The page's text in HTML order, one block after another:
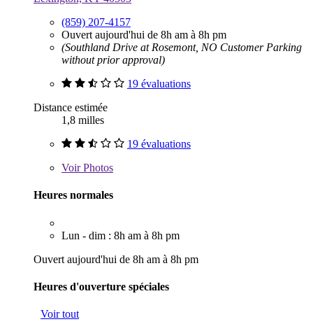
(859) 207-4157
Ouvert aujourd'hui de 8h am à 8h pm
(Southland Drive at Rosemont, NO Customer Parking
without prior approval)
19 évaluations
Distance estimée
1,8 milles
19 évaluations
VoirPhotos
Heures normales
Lun - dim : 8h am à 8h pm
Ouvert aujourd'hui de 8h am à 8h pm
Heures d'ouverture spéciales
Voir tout